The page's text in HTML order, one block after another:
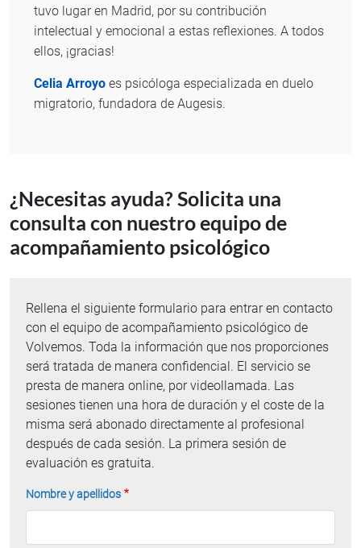
tuvo lugar en Madrid, por su contribución
intelectual y emocional a estas reflexiones. A todos
ellos, ¡gracias!
Celia Arroyo es psicóloga especializada en duelo
migratorio, fundadora de Augesis.
¿Necesitas ayuda? Solicita una
consulta con nuestro equipo de
acompañamiento psicológico
Rellena el siguiente formulario para entrar en contacto
con el equipo de acompañamiento psicológico de
Volvemos. Toda la información que nos proporciones
será tratada de manera confidencial. El servicio se
presta de manera online, por videollamada. Las
sesiones tienen una hora de duración y el coste de la
misma será abonado directamente al profesional
después de cada sesión. La primera sesión de
evaluación es gratuita.
Nombre y apellidos